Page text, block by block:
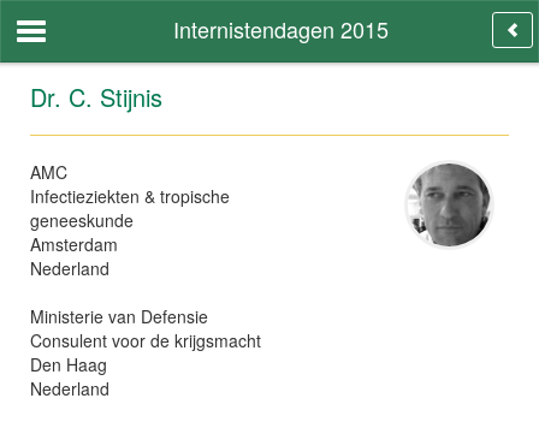
Internistendagen 2015
Dr. C. Stijnis
AMC
Infectieziekten & tropische
geneeskunde
Amsterdam
Nederland
Ministerie van Defensie
Consulent voor de krijgsmacht
Den Haag
Nederland